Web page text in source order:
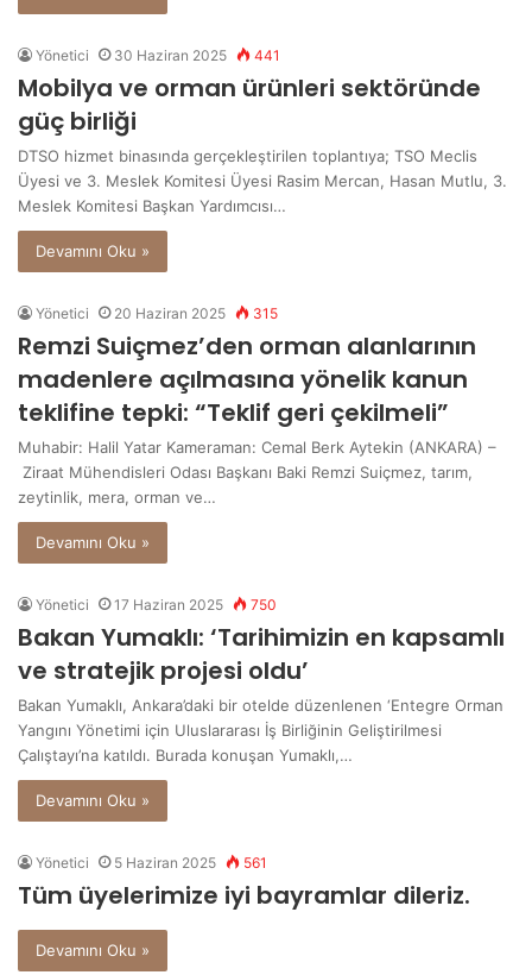
Yönetici 30 Haziran 2025 441
Mobilya ve orman ürünleri sektöründe
güç birliği
DTSO hizmet binasında gerçekleştirilen toplantıya; TSO Meclis
Üyesi ve 3. Meslek Komitesi Üyesi Rasim Mercan, Hasan Mutlu, 3.
Meslek Komitesi Başkan Yardımcısı…
Devamını Oku »
Yönetici 20 Haziran 2025 315
Remzi Suiçmez’den orman alanlarının
madenlere açılmasına yönelik kanun
teklifine tepki: “Teklif geri çekilmeli”
Muhabir: Halil Yatar Kameraman: Cemal Berk Aytekin (ANKARA) –
Ziraat Mühendisleri Odası Başkanı Baki Remzi Suiçmez, tarım,
zeytinlik, mera, orman ve…
Devamını Oku »
Yönetici 17 Haziran 2025 750
Bakan Yumaklı: ‘Tarihimizin en kapsamlı
ve stratejik projesi oldu’
Bakan Yumaklı, Ankara’daki bir otelde düzenlenen ‘Entegre Orman
Yangını Yönetimi için Uluslararası İş Birliğinin Geliştirilmesi
Çalıştayı’na katıldı. Burada konuşan Yumaklı,…
Devamını Oku »
Yönetici 5 Haziran 2025 561
Tüm üyelerimize iyi bayramlar dileriz.
Devamını Oku »